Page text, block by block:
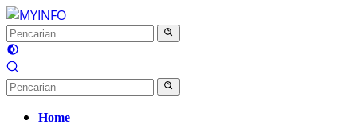
Langsung
ke
konten
Home